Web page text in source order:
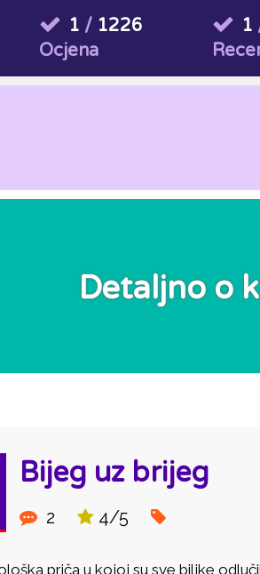
1 / 1226
Ocjena
1
Detaljno o
Bijeg uz brijeg
2 4/5
priča u kojoj su sve biljke